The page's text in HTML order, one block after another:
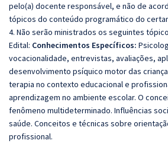
pelo(a) docente responsável, e não de
tópicos do conteúdo programático do
4. Não serão ministrados os seguintes
Edital: Conhecimentos Específicos:
vocacionalidade, entrevistas, avaliações,
desenvolvimento psíquico motor das
terapia no contexto educacional e
aprendizagem no ambiente escolar. O
fenômeno multideterminado. Influências
saúde. Conceitos e técnicas sobre
profissional.